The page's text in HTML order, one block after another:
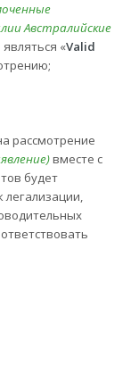
Австралийские
«Valid
рассмотрение
вместе с
будет
легализации,